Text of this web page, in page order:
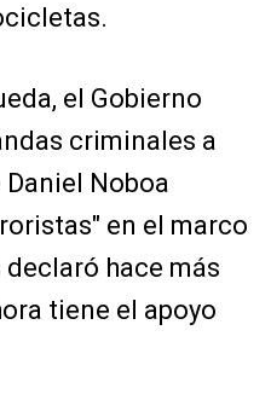
el Gobierno
criminales a
Noboa
en el marco
declaró hace más
tiene el apoyo